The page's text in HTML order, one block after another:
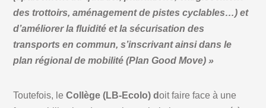
des trottoirs, aménagement de pistes cyclables…) et
d’améliorer la fluidité et la sécurisation des
transports en commun, s’inscrivant ainsi dans le
plan régional de mobilité (Plan Good Move) »
Toutefois, le Collège (LB-Ecolo) doit faire face à une